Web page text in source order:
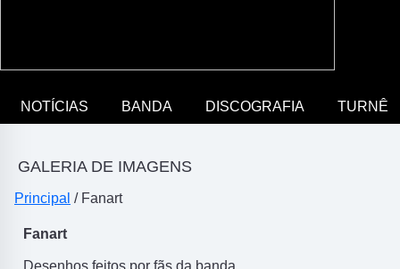
NOTÍCIAS BANDA DISCOGRAFIA TURNÊ
GALERIA DE IMAGENS
Principal / Fanart
Fanart
Desenhos feitos por fãs da banda.